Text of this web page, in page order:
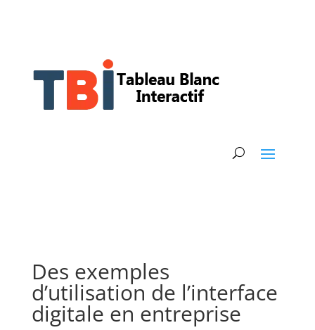
Des exemples
d’utilisation de l’interface
digitale en entreprise